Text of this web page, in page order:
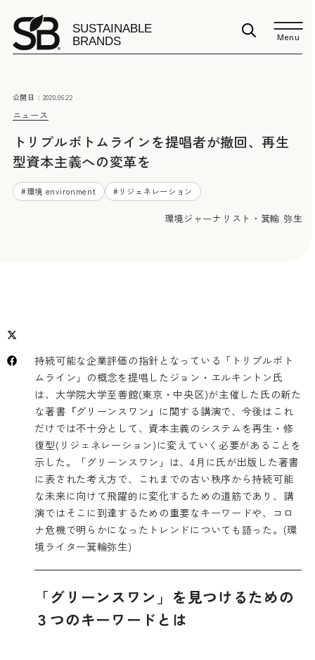
Menu
ニュース
公開日： 2020.06.22
トリプルボトムラインを提唱者が撤回、再生
型資本主義への変革を
#環境 environment # リジェネレーション
環境ジャーナリスト・箕輪 弥生
持続可能な企業評価の指針となっている「トリプルボト
ムライン」の概念を提唱したジョン・エルキントン氏
は、大学院大学至善館(東京・中央区)が主催した氏の新た
な著書『グリーンスワン』に関する講演で、今後はこれ
だけでは不十分として、資本主義のシステムを再生・修
復型(リジェネレーション)に変えていく必要があることを
示した。「グリーンスワン」は、4月に氏が出版した著書
に表された考え方で、これまでの古い秩序から持続可能
な未来に向けて飛躍的に変化するための道筋であり、講
演ではそこに到達するための重要なキーワードや、コロ
ナ危機で明らかになったトレンドについても語った。(環
境ライター箕輪弥生)
「グリーンスワン」を見つけるための
３つのキーワードとは